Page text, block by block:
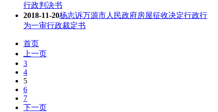
行政判决书
2018-11-20杨志诉万源市人民政府房屋征收决定行政行
为一审行政裁定书
首页
上一页
3
4
5
6
7
下一页